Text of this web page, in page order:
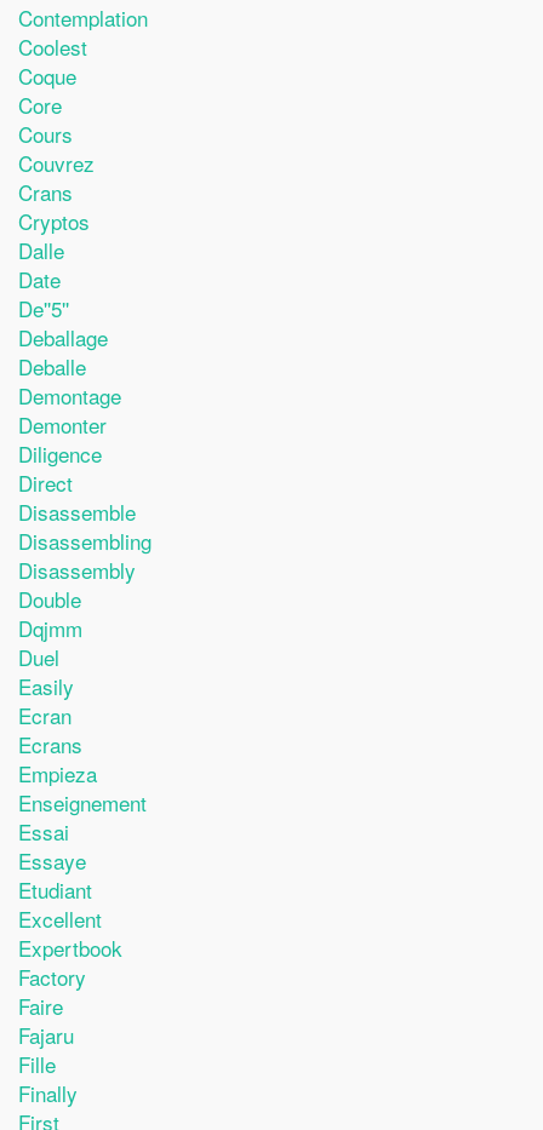
Contemplation
Coolest
Coque
Core
Cours
Couvrez
Crans
Cryptos
Dalle
Date
De''5''
Deballage
Deballe
Demontage
Demonter
Diligence
Direct
Disassemble
Disassembling
Disassembly
Double
Dqjmm
Duel
Easily
Ecran
Ecrans
Empieza
Enseignement
Essai
Essaye
Etudiant
Excellent
Expertbook
Factory
Faire
Fajaru
Fille
Finally
First